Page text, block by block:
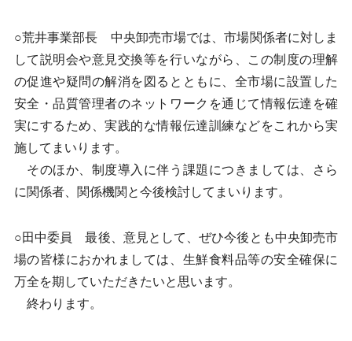
○荒井事業部長 中央卸売市場では、市場関係者に対しま
して説明会や意見交換等を行いながら、この制度の理解
の促進や疑問の解消を図るとともに、全市場に設置した
安全・品質管理者のネットワークを通じて情報伝達を確
実にするため、実践的な情報伝達訓練などをこれから実
施してまいります。
そのほか、制度導入に伴う課題につきましては、さら
に関係者、関係機関と今後検討してまいります。
○田中委員 最後、意見として、ぜひ今後とも中央卸売市
場の皆様におかれましては、生鮮食料品等の安全確保に
万全を期していただきたいと思います。
終わります。